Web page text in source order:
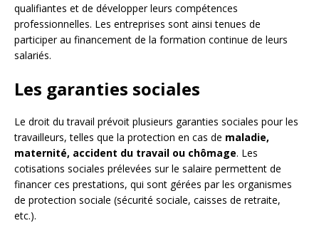
qualifiantes et de développer leurs compétences
professionnelles. Les entreprises sont ainsi tenues de
participer au financement de la formation continue de leurs
salariés.
Les garanties sociales
Le droit du travail prévoit plusieurs garanties sociales pour les
travailleurs, telles que la protection en cas de maladie,
maternité, accident du travail ou chômage. Les
cotisations sociales prélevées sur le salaire permettent de
financer ces prestations, qui sont gérées par les organismes
de protection sociale (sécurité sociale, caisses de retraite,
etc.).